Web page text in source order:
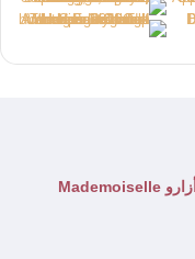
عطر مادموزيل انتنس أزارو Mademoiselle